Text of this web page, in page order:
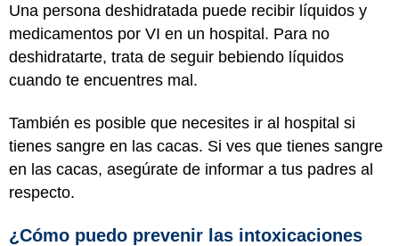
Una persona deshidratada puede recibir líquidos y
medicamentos por VI en un hospital. Para no
deshidratarte, trata de seguir bebiendo líquidos
cuando te encuentres mal.
También es posible que necesites ir al hospital si
tienes sangre en las cacas. Si ves que tienes sangre
en las cacas, asegúrate de informar a tus padres al
respecto.
¿Cómo puedo prevenir las intoxicaciones